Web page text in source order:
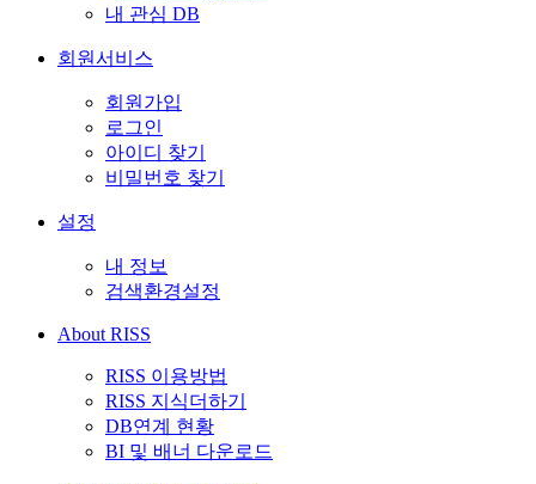
내 관심 DB
회원서비스
회원가입
로그인
아이디 찾기
비밀번호 찾기
설정
내 정보
검색환경설정
About RISS
RISS 이용방법
RISS 지식더하기
DB연계 현황
BI 및 배너 다운로드